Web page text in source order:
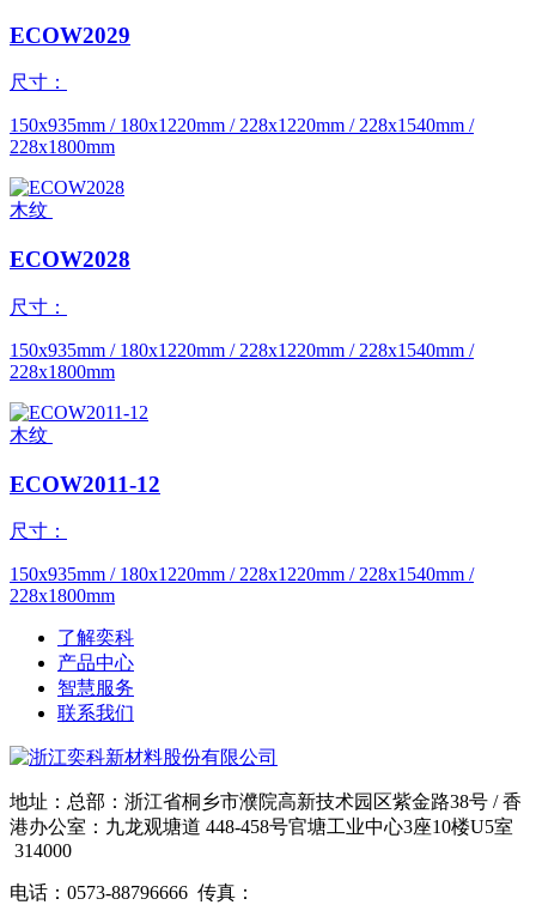
ECOW2029
尺寸：
150x935mm / 180x1220mm / 228x1220mm / 228x1540mm /
228x1800mm
木纹
ECOW2028
尺寸：
150x935mm / 180x1220mm / 228x1220mm / 228x1540mm /
228x1800mm
木纹
ECOW2011-12
尺寸：
150x935mm / 180x1220mm / 228x1220mm / 228x1540mm /
228x1800mm
了解奕科
产品中心
智慧服务
联系我们
地址：总部：浙江省桐乡市濮院高新技术园区紫金路38号 / 香
港办公室：九龙观塘道 448-458号官塘工业中心3座10楼U5室
314000
电话：0573-88796666 传真：